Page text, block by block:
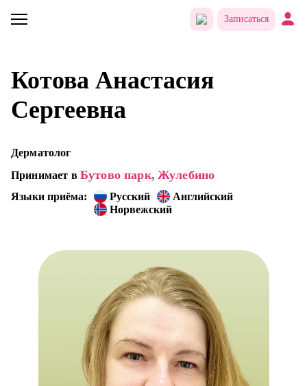
Записаться
Котова Анастасия
Сергеевна
Дерматолог
Принимает в Бутово парк, Жулебино
Языки приёма: Русский
Английский
Норвежский